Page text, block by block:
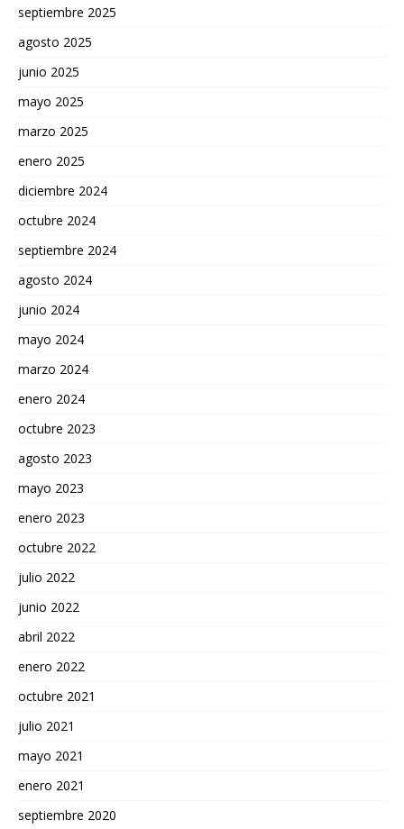
septiembre 2025
agosto 2025
junio 2025
mayo 2025
marzo 2025
enero 2025
diciembre 2024
octubre 2024
septiembre 2024
agosto 2024
junio 2024
mayo 2024
marzo 2024
enero 2024
octubre 2023
agosto 2023
mayo 2023
enero 2023
octubre 2022
julio 2022
junio 2022
abril 2022
enero 2022
octubre 2021
julio 2021
mayo 2021
enero 2021
septiembre 2020